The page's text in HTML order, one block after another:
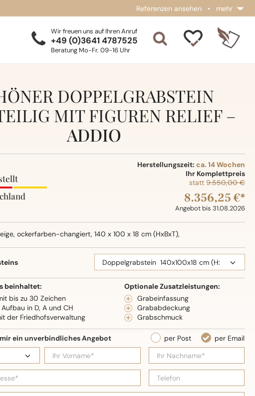
Referenzen ansehen • mehr
Wir freuen uns auf Ihren Anruf
+49 (0)3641 4787525
Beratung Mo-Fr. 09-16 Uhr
DOPPELGRABSTEIN
MIT FIGUREN RELIEF –
ADDIO
Herstellungszeit: ca. 14 Wochen
Ihr Komplettpreis
statt 9.550,00 €
8.356,25 €*
Angebot bis 31.08.2026
ockerfarben-changiert, 140 x 100 x 18 cm (HxBxT),
Seidenglanz
beinhaltet:
bis zu 30 Zeichen
in D, A und CH
der Friedhofsverwaltung
Optionale Zusatzleistungen:
Grabeinfassung
Grababdeckung
Grabschmuck